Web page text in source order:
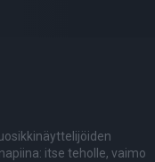
itse teholle, vaimo